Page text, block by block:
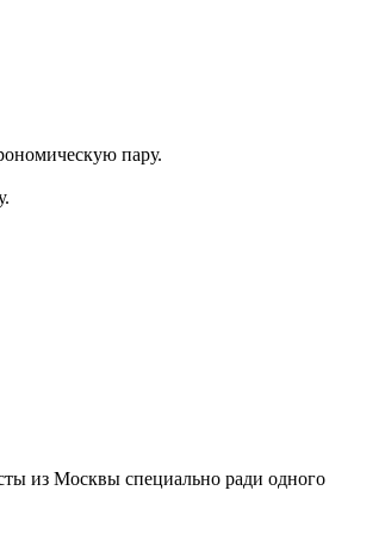
пару.
из Москвы специально ради одного